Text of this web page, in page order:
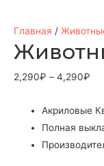
Главная /
2,290₽ – 4,290₽
Акриловые
Полная